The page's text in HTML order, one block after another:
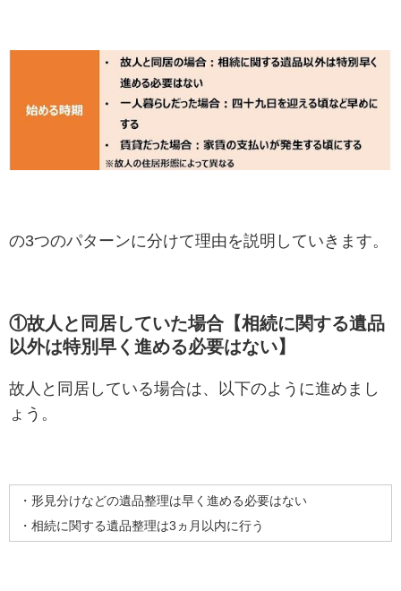
の3つのパターンに分けて理由を説明していきます。
①故人と同居していた場合【相続に関する遺品
以外は特別早く進める必要はない】
故人と同居している場合は、以下のように進めまし
ょう。
・形見分けなどの遺品整理は早く進める必要はない
・相続に関する遺品整理は3ヵ月以内に行う